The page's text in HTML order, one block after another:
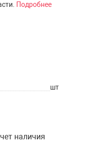
Подробнее
шт
наличия